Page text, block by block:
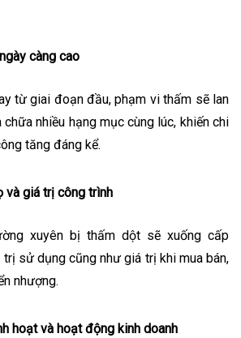
càng cao
từ giai đoạn đầu, phạm vi thấm sẽ lan
nhiều hạng mục cùng lúc, khiến chi
tăng đáng kể.
và giá trị công trình
xuyên bị thấm dột sẽ xuống cấp
trị sử dụng cũng như giá trị khi mua bán,
nhượng.
hoạt và hoạt động kinh doanh